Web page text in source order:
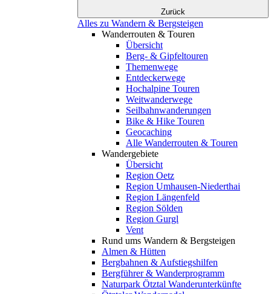
Zurück
Alles zu Wandern & Bergsteigen
Wanderrouten & Touren
Übersicht
Berg- & Gipfeltouren
Themenwege
Entdeckerwege
Hochalpine Touren
Weitwanderwege
Seilbahnwanderungen
Bike & Hike Touren
Geocaching
Alle Wanderrouten & Touren
Wandergebiete
Übersicht
Region Oetz
Region Umhausen-Niederthai
Region Längenfeld
Region Sölden
Region Gurgl
Vent
Rund ums Wandern & Bergsteigen
Almen & Hütten
Bergbahnen & Aufstiegshilfen
Bergführer & Wanderprogramm
Naturpark Ötztal Wanderunterkünfte